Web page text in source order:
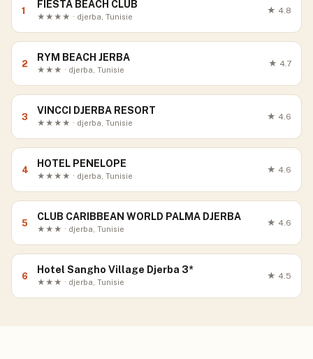
1
FIESTA BEACH CLUB
★★★★ · djerba, Tunisie
★ 4.8
2
RYM BEACH JERBA
★★★ · djerba, Tunisie
★ 4.7
3
VINCCI DJERBA RESORT
★★★★ · djerba, Tunisie
★ 4.6
4
HOTEL PENELOPE
★★★★ · djerba, Tunisie
★ 4.6
5
CLUB CARIBBEAN WORLD PALMA DJERBA
★★★ · djerba, Tunisie
★ 4.6
6
Hotel Sangho Village Djerba 3*
★★★ · djerba, Tunisie
★ 4.5